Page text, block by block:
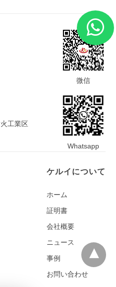
工業区
微信
Whatsapp
ケルイについて
ホーム
証明書
会社概要
ニュース
事例
お問い合わせ